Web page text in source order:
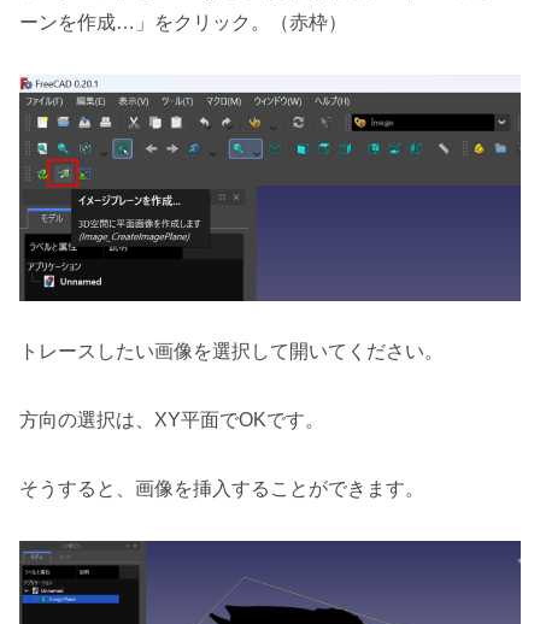
ーンを作成…」をクリック。（赤枠）
トレースしたい画像を選択して開いてください。
方向の選択は、XY平面でOKです。
そうすると、画像を挿入することができます。